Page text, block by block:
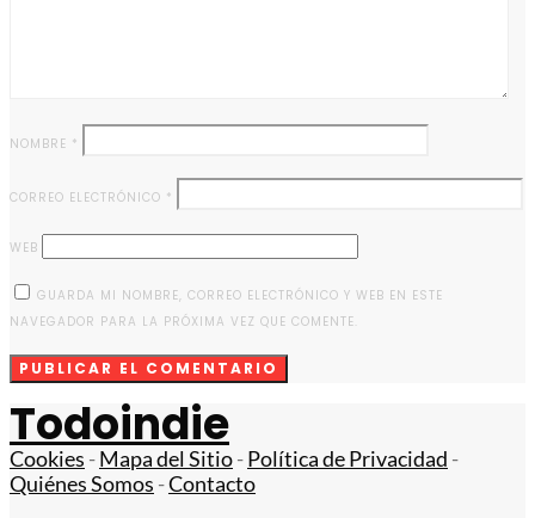
NOMBRE *
CORREO ELECTRÓNICO *
WEB
GUARDA MI NOMBRE, CORREO ELECTRÓNICO Y WEB EN ESTE
NAVEGADOR PARA LA PRÓXIMA VEZ QUE COMENTE.
Todoindie
Cookies -Mapa del Sitio-Política de Privacidad -
Quiénes Somos -Contacto